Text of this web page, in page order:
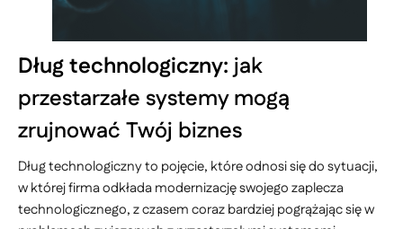
Dług technologiczny:jak
przestarzałe systemy mogą
zrujnować Twój biznes
Dług technologiczny to pojęcie, które odnosi się do sytuacji,
w której firma odkłada modernizację swojego zaplecza
technologicznego, z czasem coraz bardziej pogrążając się w